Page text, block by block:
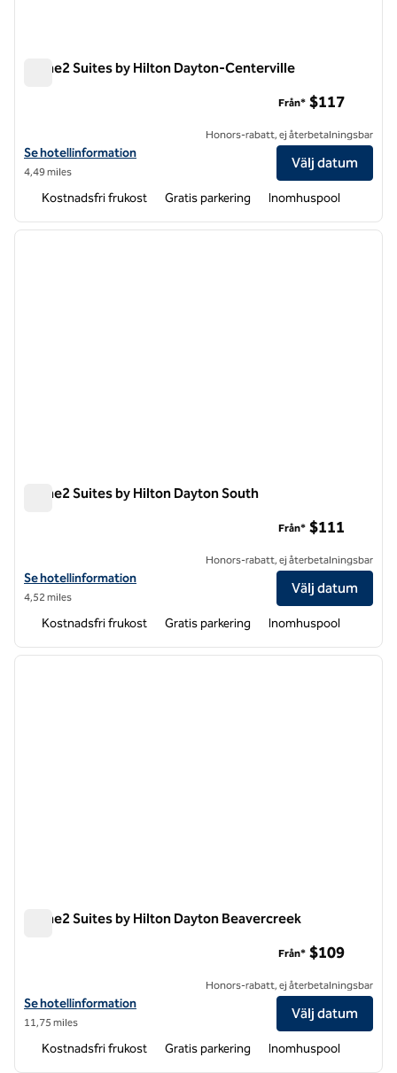
Home2 Suites by Hilton Dayton-Centerville
Visa hotelluppgifter för Home2 Suites by Hilton Dayton-Centerville
Se hotellinformation
4,49 miles
Från* $117
Honors-rabatt, ej återbetalningsbar
Välj datum
Kostnadsfri frukost Gratis parkering Inomhuspool
1 av 12
nästa
Home2 Suites by Hilton Dayton South
Visa hotelluppgifter för Home2 Suites by Hilton Dayton South
Se hotellinformation
4,52 miles
Från* $111
Honors-rabatt, ej återbetalningsbar
Välj datum
Kostnadsfri frukost Gratis parkering Inomhuspool
1 av 12
nästa
Home2 Suites by Hilton Dayton Beavercreek
Visa hotelluppgifter för Home2 Suites by Hilton Dayton Beavercreek
Se hotellinformation
11,75 miles
Från* $109
Honors-rabatt, ej återbetalningsbar
Välj datum
Kostnadsfri frukost Gratis parkering Inomhuspool